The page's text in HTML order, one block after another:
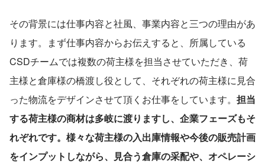
その背景には仕事内容と社風、事業内容と三つの理由があ
ります。まず仕事内容からお伝えすると、所属している
CSDチームでは複数の荷主様を担当させていただき、荷
主様と倉庫様の橋渡し役として、それぞれの荷主様に見合
った物流をデザインさせて頂くお仕事をしています。 担当
する荷主様の商材は多岐に渡りますし、企業フェーズもそ
れぞれです。様々な荷主様の入出庫情報や今後の販売計画
をインプットしながら、見合う倉庫の采配や、オペレーシ